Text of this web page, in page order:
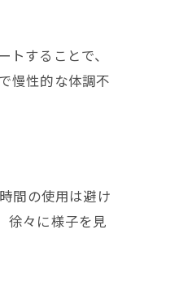
することで、
慢性的な体調不
間の使用は避け
徐々に様子を見